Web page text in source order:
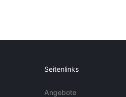
Seitenlinks
Angebote